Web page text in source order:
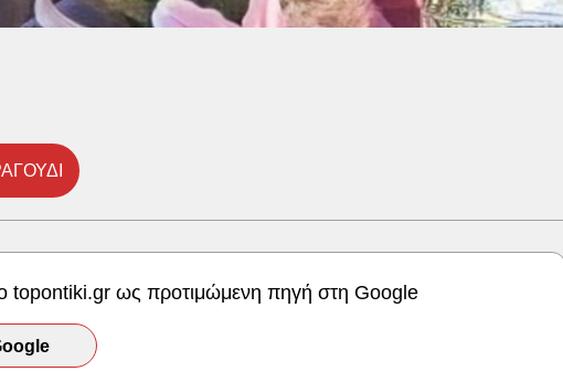
topontiki.gr ως προτιμώμενη πηγή στη Google